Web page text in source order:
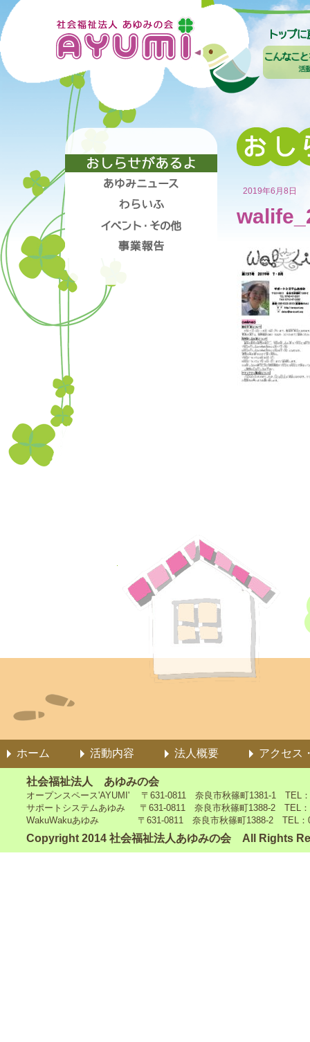
2019年6月8日
ホーム 活動内容 法人概要 アクセス
社会福祉法人 あゆみの会
オープンスペース'AYUMI' 〒631-0811 奈良市秋篠町1381-1 TEL
サポートシステムあゆみ 〒631-0811 奈良市秋篠町1388-2 TEL：
WakuWakuあゆみ 〒631-0811 奈良市秋篠町1388-2 TEL：
Copyright 2014 社会福祉法人あゆみの会 All Rights